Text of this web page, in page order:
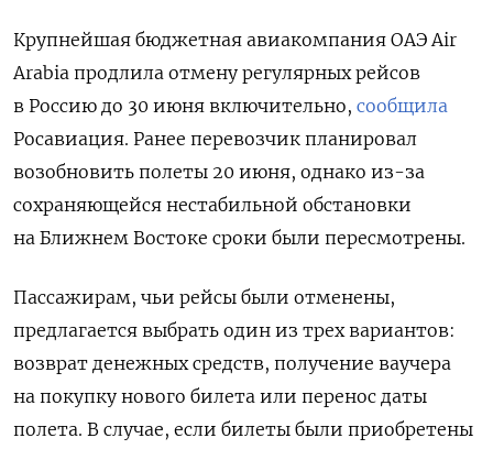
Крупнейшая бюджетная авиакомпания ОАЭ Air
Arabia продлила отмену регулярных рейсов
в Россию до 30 июня включительно, сообщила
Росавиация. Ранее перевозчик планировал
возобновить полеты 20 июня, однако из-за
сохраняющейся нестабильной обстановки
на Ближнем Востоке сроки были пересмотрены.
Пассажирам, чьи рейсы были отменены,
предлагается выбрать один из трех вариантов:
возврат денежных средств, получение ваучера
на покупку нового билета или перенос даты
полета. В случае, если билеты были приобретены